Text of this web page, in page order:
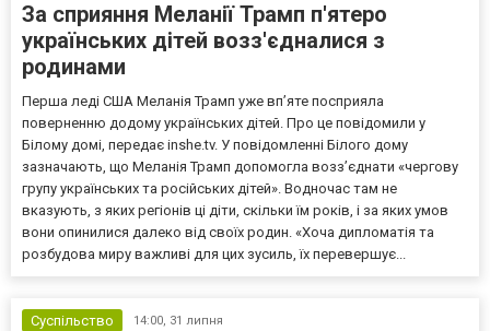
За сприяння Меланії Трамп п'ятеро
українських дітей возз'єдналися з
родинами
Перша леді США Меланія Трамп уже впʼяте посприяла
поверненню додому українських дітей. Про це повідомили у
Білому домі, передає inshe.tv. У повідомленні Білого дому
зазначають, що Меланія Трамп допомогла возз’єднати «чергову
групу українських та російських дітей». Водночас там не
вказують, з яких регіонів ці діти, скільки їм років, і за яких умов
вони опинилися далеко від своїх родин. «Хоча дипломатія та
розбудова миру важливі для цих зусиль, їх перевершує...
Суспільство 14:00, 31 липня